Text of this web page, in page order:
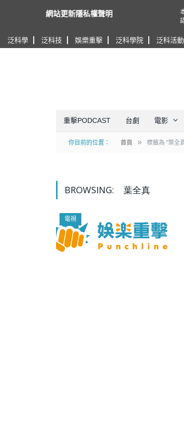
泛科學 泛科技 娛樂重擊 泛科學院 泛科活動
重擊PODCAST 台劇 電影
你目前的位置： 首頁 » 標籤為 "葉全
BROWSING: 葉全真
電視
網站更新隱私權聲明